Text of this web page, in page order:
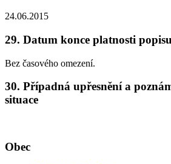
24.06.2015
29. Datum konce platnosti popisu
Bez časového omezení.
30. Případná upřesnění a
situace
Obec